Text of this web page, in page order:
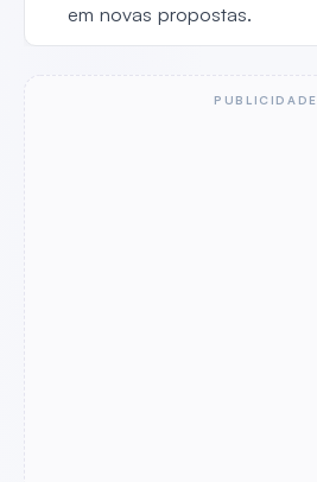
em novas propostas.
PUBLICIDADE